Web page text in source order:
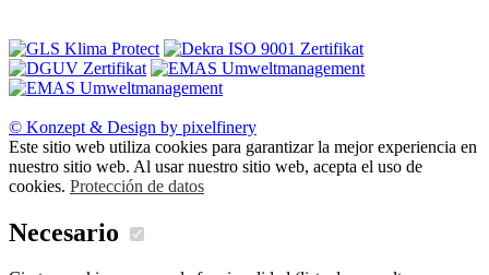
© Konzept & Design by pixelfinery
Este sitio web utiliza cookies para garantizar la mejor experiencia en
nuestro sitio web. Al usar nuestro sitio web, acepta el uso de
cookies. Protección de datos
Necesario